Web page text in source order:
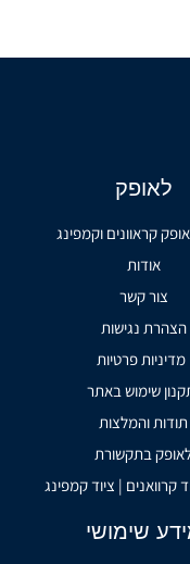
לאופק
קראוונים וקמפינג
אודות
צור קשר
הצהרת נגישות
מדיניות פרטיות
שימוש באתר
תודות והמלצות
בתקשורת
קרוואנים | ציוד קמפינג
שימושי